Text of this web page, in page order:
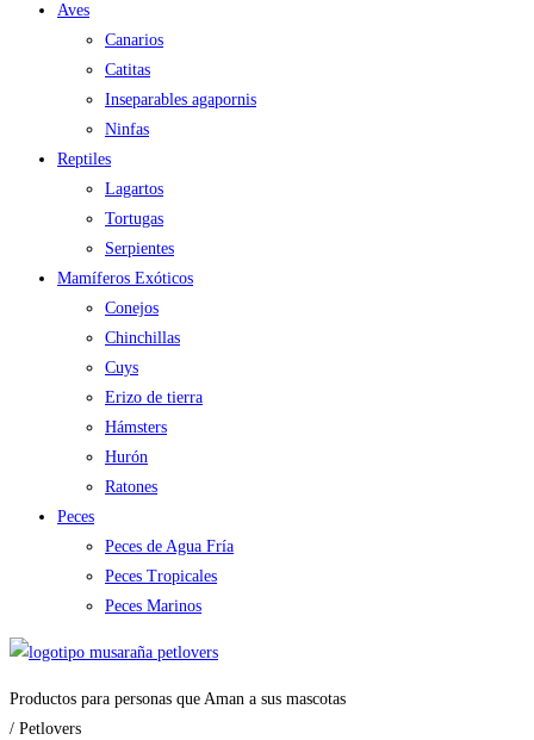
Aves
Canarios
Catitas
Inseparables agapornis
Ninfas
Reptiles
Lagartos
Tortugas
Serpientes
Mamíferos Exóticos
Conejos
Chinchillas
Cuys
Erizo de tierra
Hámsters
Hurón
Ratones
Peces
Peces de Agua Fría
Peces Tropicales
Peces Marinos
Productos para personas que Aman a sus mascotas
/ Petlovers